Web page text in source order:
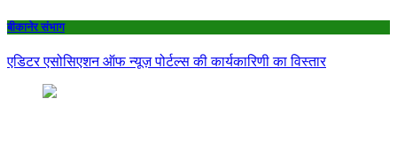
बीकानेर संभाग
एडिटर एसोसिएशन ऑफ न्यूज़ पोर्टल्स की कार्यकारिणी का विस्तार